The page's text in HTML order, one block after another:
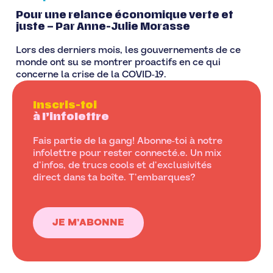
Pour une relance économique verte et
juste – Par Anne-Julie Morasse
Lors des derniers mois, les gouvernements de ce
monde ont su se montrer proactifs en ce qui
concerne la crise de la COVID-19.
Inscris-toi
à l’infolettre
Fais partie de la gang! Abonne-toi à notre
infolettre pour rester connecté.e. Un mix
d’infos, de trucs cools et d’exclusivités
direct dans ta boîte. T’embarques?
JE M’ABONNE